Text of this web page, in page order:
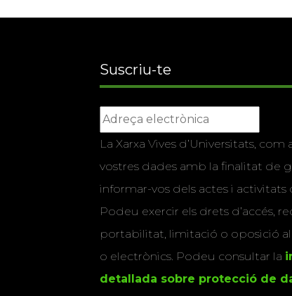
Suscriu-te
La Xarxa Vives d’Universitats,
vostres dades amb la finalitat de
informar-vos dels actes i activitats
Podeu exercir els drets d’accés,
portabilitat, limitació o oposició
o electrònics. Podeu consultar la
detallada sobre protecció de